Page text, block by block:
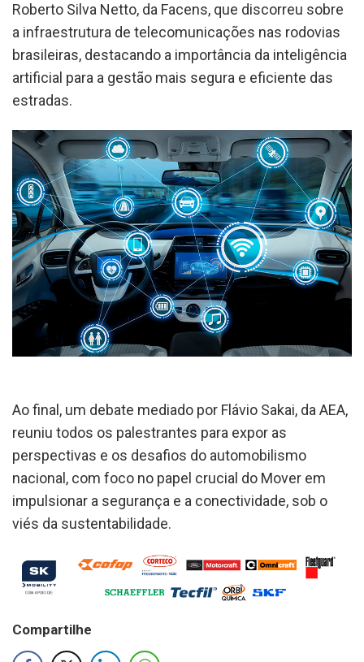
Roberto Silva Netto, da Facens, que discorreu sobre
a infraestrutura de telecomunicações nas rodovias
brasileiras, destacando a importância da inteligência
artificial para a gestão mais segura e eficiente das
estradas.
Ao final, um debate mediado por Flávio Sakai, da AEA,
reuniu todos os palestrantes para expor as
perspectivas e os desafios do automobilismo
nacional, com foco no papel crucial do Mover em
impulsionar a segurança e a conectividade, sob o
viés da sustentabilidade.
Compartilhe